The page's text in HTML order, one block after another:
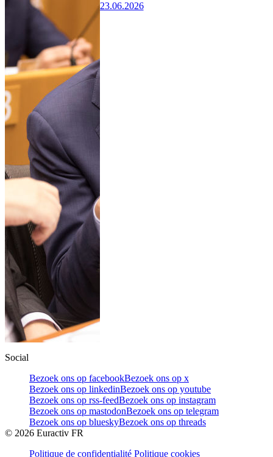
23.06.2026
Social
Bezoek ons op facebookBezoek ons op x
Bezoek ons op linkedinBezoek ons op youtube
Bezoek ons op rss-feedBezoek ons op instagram
Bezoek ons op mastodonBezoek ons op telegram
Bezoek ons op blueskyBezoek ons op threads
© 2026 Euractiv FR
Politique de confidentialité Politique cookies